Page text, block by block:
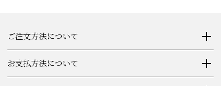
ご注文方法について
お支払方法について